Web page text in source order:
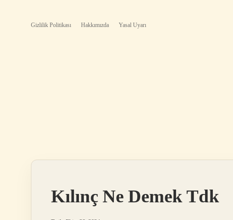
Gizlilik Politikası Hakkımızda Yasal Uyarı
Kılınç Ne Demek Tdk